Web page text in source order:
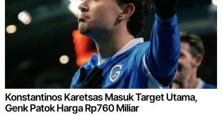
Konstantinos Karetsas Masuk Target Utama,
Genk Patok Harga Rp760 Miliar